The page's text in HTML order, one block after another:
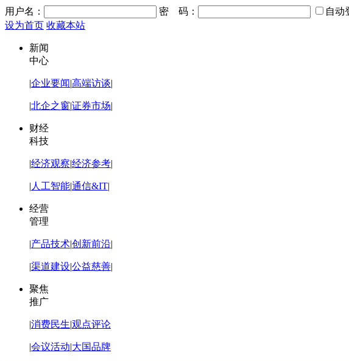
用户名： 密 码： 自动
设为首页 收藏本站
新闻
中心
|企业要闻|高端访谈|
|北企之窗|证券市场|
财经
科技
|经济观察|经济参考|
| 人工智能|通信&IT|
经营
管理
|产品技术|创新前沿|
|渠道建设|公益慈善|
聚焦
推广
|消费民生|观点评论
|会议活动|大国品牌